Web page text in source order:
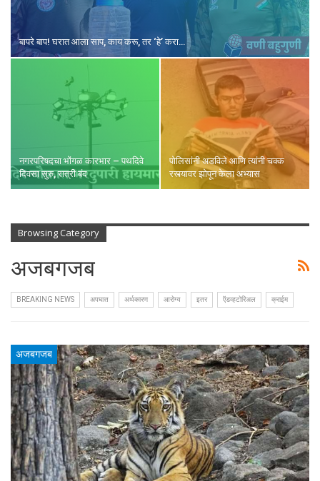
बापरे बाप! घरात आला साप, काय करू, तर ‘हे’ करा…
नगरपरिषदचा भोंगळ कारभार – पथदिवे
दिवसा सुरु, रात्री बंद
पोलिसांनी अडविले आणि त्यांनी चक्क
रस्त्यावर झोपून केला अभ्यास
Browsing Category
अजबगजब
BREAKING NEWS अपघात अर्थकारण आरोग्य इतर ऍडव्हटोरिअल क्राईम
अजबगजब